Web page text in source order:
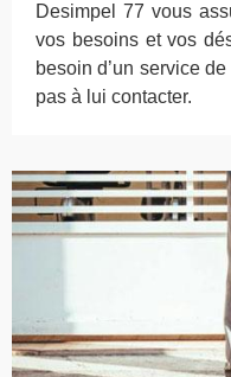
Desimpel 77 vous
vos besoins et vos
besoin d’un service
pas à lui contacter.